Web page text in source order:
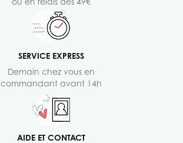
SERVICE EXPRESS
Demain chez vous en
commandant avant 14h
AIDE ET CONTACT